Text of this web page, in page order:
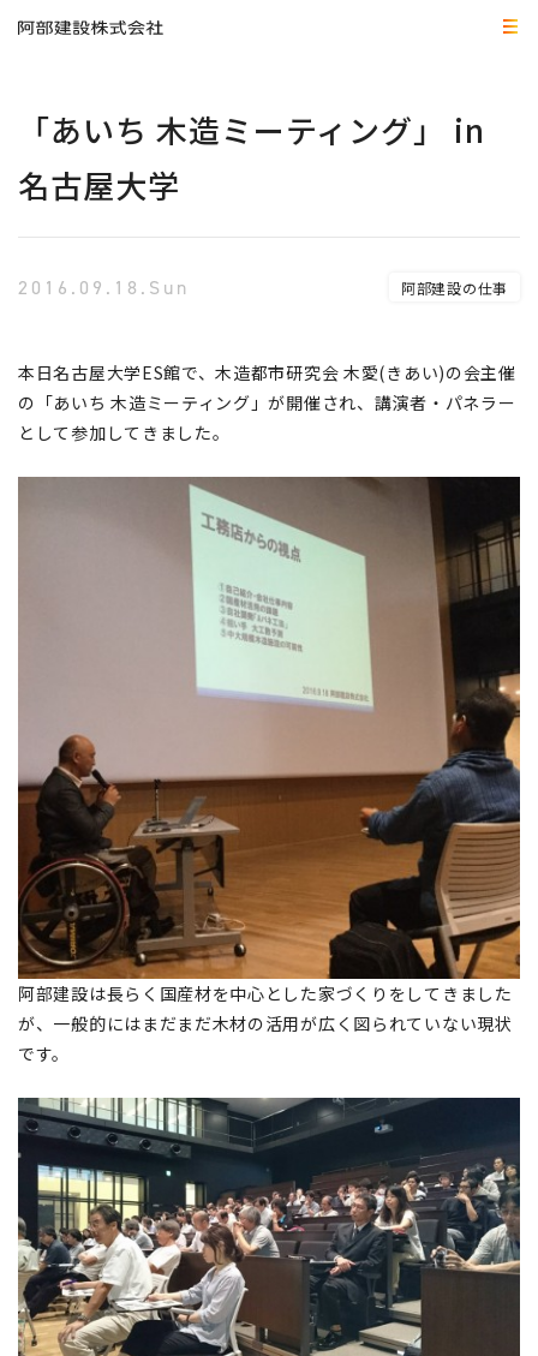
「あいち 木造ミーティング」 in
名古屋大学
2016.09.18.Sun 阿部建設の仕事
本日名古屋大学ES館で、木造都市研究会 木愛(きあい)の会主催
の「あいち 木造ミーティング」が開催され、講演者・パネラー
として参加してきました。
阿部建設は長らく国産材を中心とした家づくりをしてきました
が、一般的にはまだまだ木材の活用が広く図られていない現状
です。